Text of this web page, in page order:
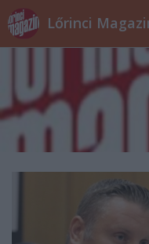
Lőrinci